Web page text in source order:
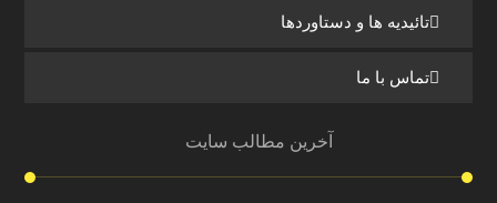
تائیدیه ها و دستاوردها
تماس با ما
آخرین مطالب سایت